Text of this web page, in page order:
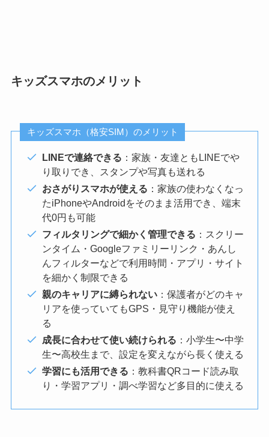
キッズスマホのメリット
キッズスマホ（格安SIM）のメリット
LINEで連絡できる ：家族・友達ともLINEでや
り取りでき、スタンプや写真も送れる
おさがりスマホが使える ：家族の使わなくなっ
たiPhoneやAndroidをそのまま活用でき、端末
代0円も可能
フィルタリングで細かく管理できる ：スクリー
ンタイム・Googleファミリーリンク・あんし
んフィルターなどで利用時間・アプリ・サイト
を細かく制限できる
親のキャリアに縛られない：保護者がどのキャ
リアを使っていてもGPS・見守り機能が使え
る
成長に合わせて使い続けられる ：小学生〜中学
生〜高校生まで、設定を変えながら長く使える
学習にも活用できる ：教科書QRコード読み取
り・学習アプリ・調べ学習など多目的に使える